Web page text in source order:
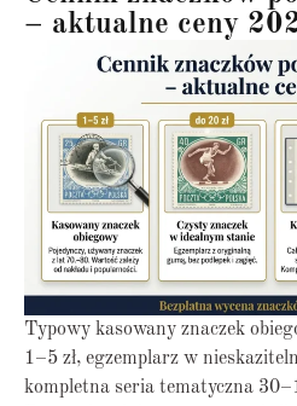
– aktualne ceny
Typowy kasowany znaczek
1–5 zł, egzemplarz w
kompletna seria tematyczna